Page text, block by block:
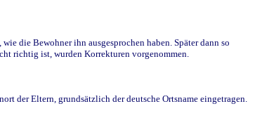
die Bewohner ihn ausgesprochen haben. Später dann so
richtig ist, wurden Korrekturen vorgenommen.
der Eltern, grundsätzlich der deutsche Ortsname eingetragen.